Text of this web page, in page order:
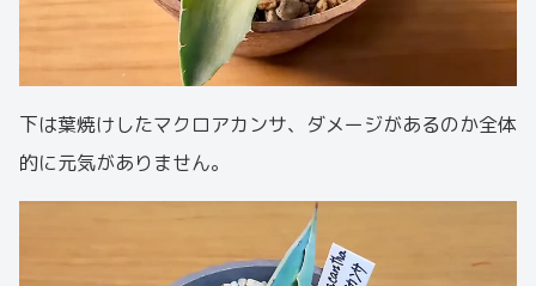
下は葉焼けしたマクロアカンサ、ダメージがあるのか全体
的に元気がありません。